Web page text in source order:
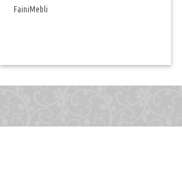
FainiMebli